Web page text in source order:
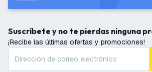
Suscríbete y no te pierdas ninguna
¡Recibe las últimas ofertas y promociones!